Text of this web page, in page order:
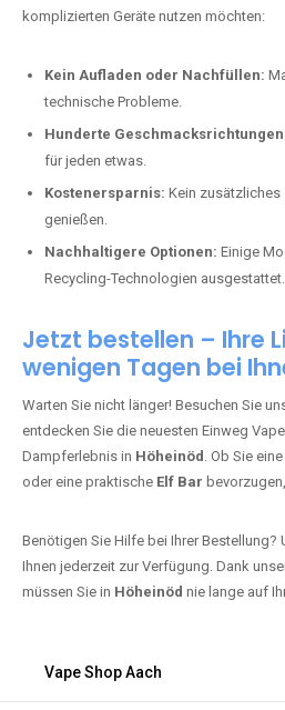
komplizierten Geräte nutzen möchten:
Kein Aufladen oder Nachfüllen:
technische Probleme.
Hunderte
für jeden etwas.
Kostenersparnis: Kein
genießen.
Nachhaltigere Optionen: Einige
Recycling-Technologien ausgestattet.
Jetzt bestellen – Ihre
wenigen Tagen bei
Warten Sie nicht länger! Besuchen Sie
entdecken Sie die neuesten Einweg
Dampferlebnis in Höheinöd . Ob Sie eine
oder eine praktische Elf Bar
Benötigen Sie Hilfe bei Ihrer Bestellung?
Ihnen jederzeit zur Verfügung. Dank
müssen Sie in Höheinöd nie lange auf
Vape Shop Aach